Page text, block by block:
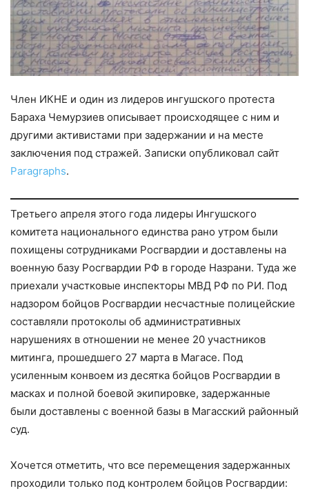
Член ИКНЕ и один из лидеров ингушского протеста
Бараха Чемурзиев описывает происходящее с ним и
другими активистами при задержании и на месте
заключения под стражей. Записки опубликовал сайт
Paragraphs.
Третьего апреля этого года лидеры Ингушского
комитета национального единства рано утром были
похищены сотрудниками Росгвардии и доставлены на
военную базу Росгвардии РФ в городе Назрани. Туда же
приехали участковые инспекторы МВД РФ по РИ. Под
надзором бойцов Росгвардии несчастные полицейские
составляли протоколы об административных
нарушениях в отношении не менее 20 участников
митинга, прошедшего 27 марта в Магасе. Под
усиленным конвоем из десятка бойцов Росгвардии в
масках и полной боевой экипировке, задержанные
были доставлены с военной базы в Магасский районный
суд.
Хочется отметить, что все перемещения задержанных
проходили только под контролем бойцов Росгвардии: